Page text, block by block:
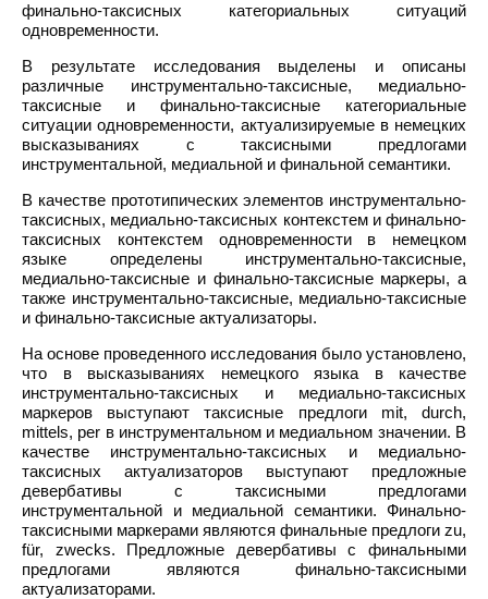
финально-таксисных категориальных ситуаций
одновременности.
В результате исследования выделены и описаны
различные инструментально-таксисные, медиально-
таксисные и финально-таксисные категориальные
ситуации одновременности, актуализируемые в немецких
высказываниях с таксисными предлогами
инструментальной, медиальной и финальной семантики.
В качестве прототипических элементов инструментально-
таксисных, медиально-таксисных контекстем и финально-
таксисных контекстем одновременности в немецком
языке определены инструментально-таксисные,
медиально-таксисные и финально-таксисные маркеры, а
также инструментально-таксисные, медиально-таксисные
и финально-таксисные актуализаторы.
На основе проведенного исследования было установлено,
что в высказываниях немецкого языка в качестве
инструментально-таксисных и медиально-таксисных
маркеров выступают таксисные предлоги mit, durch,
mittels, per в инструментальном и медиальном значении. В
качестве инструментально-таксисных и медиально-
таксисных актуализаторов выступают предложные
девербативы с таксисными предлогами
инструментальной и медиальной семантики. Финально-
таксисными маркерами являются финальные предлоги zu,
für, zwecks. Предложные девербативы с финальными
предлогами являются финально-таксисными
актуализаторами.